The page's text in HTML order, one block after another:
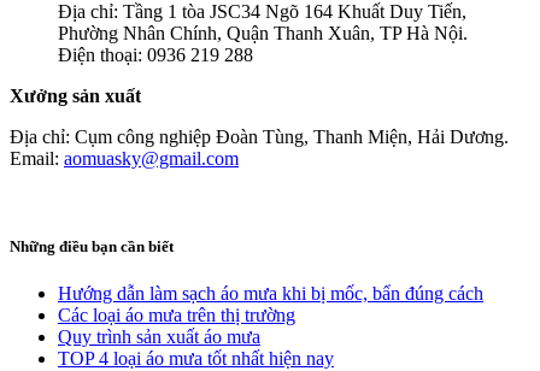
Địa chỉ: Tầng 1 tòa JSC34 Ngõ 164 Khuất Duy Tiến,
Phường Nhân Chính, Quận Thanh Xuân, TP Hà Nội.
Điện thoại: 0936 219 288
Xưởng sản xuất
Địa chỉ: Cụm công nghiệp Đoàn Tùng, Thanh Miện, Hải Dương.
Email: aomuasky@gmail.com
Những điều bạn cần biết
Hướng dẫn làm sạch áo mưa khi bị mốc, bẩn đúng cách
Các loại áo mưa trên thị trường
Quy trình sản xuất áo mưa
TOP 4 loại áo mưa tốt nhất hiện nay